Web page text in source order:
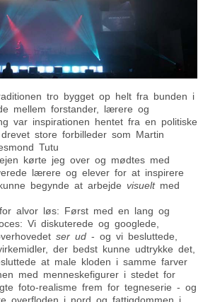
tro bygget op helt fra bunden i
mellem forstander, lærere og
var inspirationen hentet fra en politiske
store forbilleder som Martin
Tutu
kørte jeg over og mødtes med
lærere og elever for at inspirere
begynde at arbejde visuelt med
alvor løs: Først med en lang og
Vi diskuterede og googlede,
ser ud - og vi besluttede,
der bedst kunne udtrykke det,
at male kloden i samme farver
med menneskefigurer i stedet for
foto-realisme frem for tegneserie - og